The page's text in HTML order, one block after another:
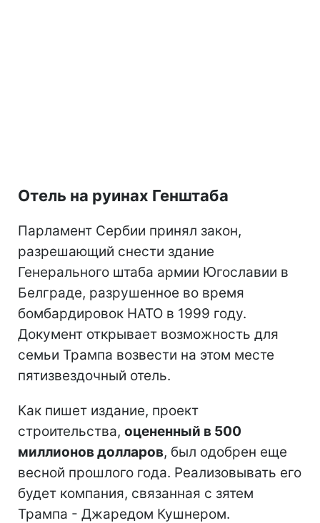
Отель на руинах Генштаба
Парламент Сербии принял закон,
разрешающий снести здание
Генерального штаба армии Югославии в
Белграде, разрушенное во время
бомбардировок НАТО в 1999 году.
Документ открывает возможность для
семьи Трампа возвести на этом месте
пятизвездочный отель.
Как пишет издание, проект
строительства, оцененный в 500
миллионов долларов, был одобрен еще
весной прошлого года. Реализовывать его
будет компания, связанная с зятем
Трампа - Джаредом Кушнером.